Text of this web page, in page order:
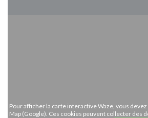
Pour afficher la carte interactive Waze, vous
Map (Google). Ces cookies peuvent collecter des